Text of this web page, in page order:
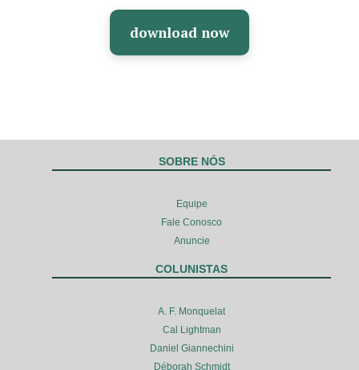
download now
SOBRE NÓS
Equipe
Fale Conosco
Anuncie
COLUNISTAS
A. F. Monquelat
Cal Lightman
Daniel Giannechini
Déborah Schmidt